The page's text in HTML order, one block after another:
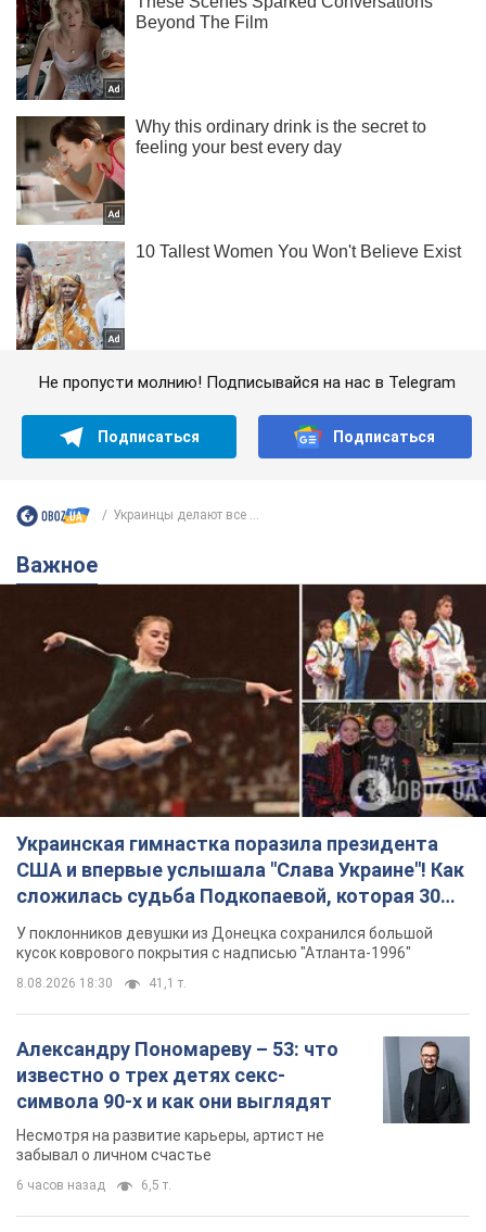
Не пропусти молнию! Подписывайся на нас в Telegram
Подписаться Подписаться
Украинцы делают все ...
Важное
Украинская гимнастка поразила президента
США и впервые услышала "Слава Украине"! Как
сложилась судьба Подкопаевой, которая 30
лет назад завоевала "золото" Олимпиады
У поклонников девушки из Донецка сохранился большой
кусок коврового покрытия с надписью "Атланта-1996"
8.08.2026 18:30 41,1 т.
Александру Пономареву – 53: что
известно о трех детях секс-
символа 90-х и как они выглядят
Несмотря на развитие карьеры, артист не
забывал о личном счастье
6 часов назад 6,5 т.